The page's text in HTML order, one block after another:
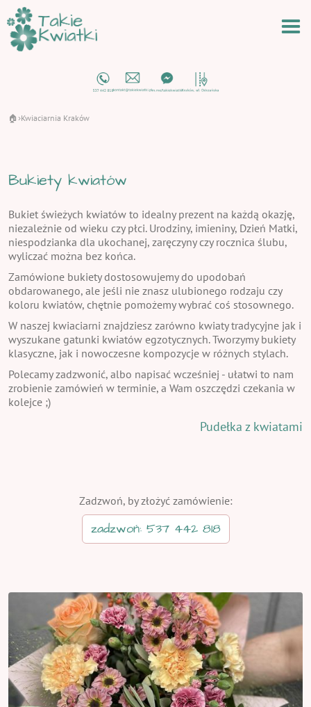
🏠 ›Kwiaciarnia Kraków
Bukiety kwiatów
Bukiet świeżych kwiatów to idealny prezent na każdą okazję,
niezależnie od wieku czy płci. Urodziny, imieniny, Dzień Matki,
niespodzianka dla ukochanej, zaręczyny czy rocznica ślubu,
wyliczać można bez końca.
Zamówione bukiety dostosowujemy do upodobań
obdarowanego, ale jeśli nie znasz ulubionego rodzaju czy
koloru kwiatów, chętnie pomożemy wybrać coś stosownego.
W naszej kwiaciarni znajdziesz zarówno kwiaty tradycyjne jak i
wyszukane gatunki kwiatów egzotycznych. Tworzymy bukiety
klasyczne, jak i nowoczesne kompozycje w różnych stylach.
Polecamy zadzwonić, albo napisać wcześniej - ułatwi to nam
zrobienie zamówień w terminie, a Wam oszczędzi czekania w
kolejce ;)
Pudełka z kwiatami
Zadzwoń, by złożyć zamówienie:
zadzwoń: 537 442 818